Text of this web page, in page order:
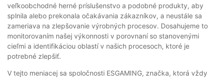
veľkoobchodné herné príslušenstvo a podobné produkty, aby
splnila alebo prekonala očakávania zákazníkov, a neustále sa
zameriava na zlepšovanie výrobných procesov. Dosahujeme to
monitorovaním našej výkonnosti v porovnaní so stanovenými
cieľmi a identifikáciou oblastí v našich procesoch, ktoré je
potrebné zlepšiť.
V tejto meniacej sa spoločnosti ESGAMING, značka, ktorá vždy